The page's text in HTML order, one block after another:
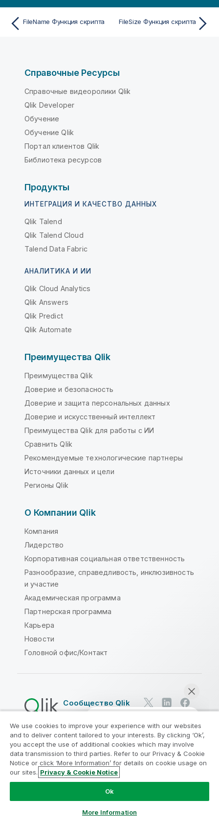
FileName Функция скрипта FileSize Функция скрипта
Справочные Ресурсы
Справочные видеоролики Qlik
Qlik Developer
Обучение
Обучение Qlik
Портал клиентов Qlik
Библиотека ресурсов
Продукты
ИНТЕГРАЦИЯ И КАЧЕСТВО ДАННЫХ
Qlik Talend
Qlik Talend Cloud
Talend Data Fabric
АНАЛИТИКА И ИИ
Qlik Cloud Analytics
Qlik Answers
Qlik Predict
Qlik Automate
Преимущества Qlik
Преимущества Qlik
Доверие и безопасность
Доверие и защита персональных данных
Доверие и искусственный интеллект
Преимущества Qlik для работы с ИИ
Сравнить Qlik
Рекомендуемые технологические партнеры
Источники данных и цели
Регионы Qlik
О Компании Qlik
Компания
Лидерство
Корпоративная социальная ответственность
Разнообразие, справедливость, инклюзивность
и участие
Академическая программа
Партнерская программа
Карьера
Новости
Головной офис/Контакт
Сообщество Qlik
Юридические соглашения
Условия использования продуктов
Legal Policies
Юридические положения
Условия использования
Товарные знаки
Do Not Share My Info
© QlikTech International AB, 1993-2026. Все права
We use cookies to improve your experience with our websites
and to deliver content tailored to your interests. By clicking ‘Ok’,
you accept the use of additional cookies which may involve
data transmission to third parties. Refer to our Privacy & Cookie
Notice or click ‘More Information’ for details on cookie usage on
our sites. Privacy & Cookie Notice
Ok
More Information